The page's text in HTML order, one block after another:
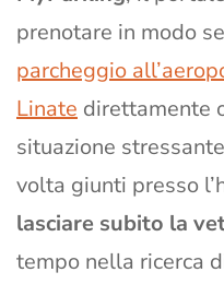
prenotare in modo
parcheggio
Linate direttamente
situazione
volta giunti presso
lasciare subito la
tempo nella ricerca